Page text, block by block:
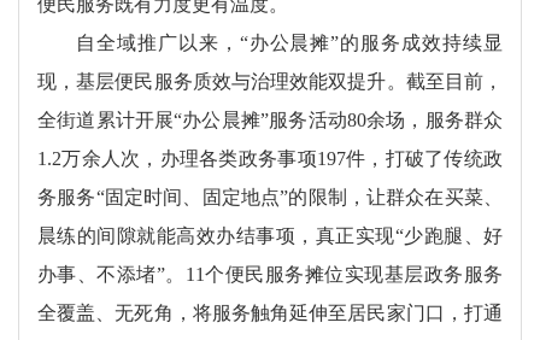
便民服务既有力度更有温度。
自全域推广以来，“办公晨摊”的服务成效持续显
现，基层便民服务质效与治理效能双提升。截至目前，
全街道累计开展“办公晨摊”服务活动80余场，服务群众
1.2万余人次，办理各类政务事项197件，打破了传统政
务服务“固定时间、固定地点”的限制，让群众在买菜、
晨练的间隙就能高效办结事项，真正实现“少跑腿、好
办事、不添堵”。11个便民服务摊位实现基层政务服务
全覆盖、无死角，将服务触角延伸至居民家门口，打通